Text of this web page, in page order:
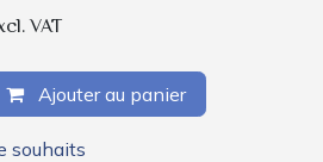
VAT
Ajouter au panier
souhaits